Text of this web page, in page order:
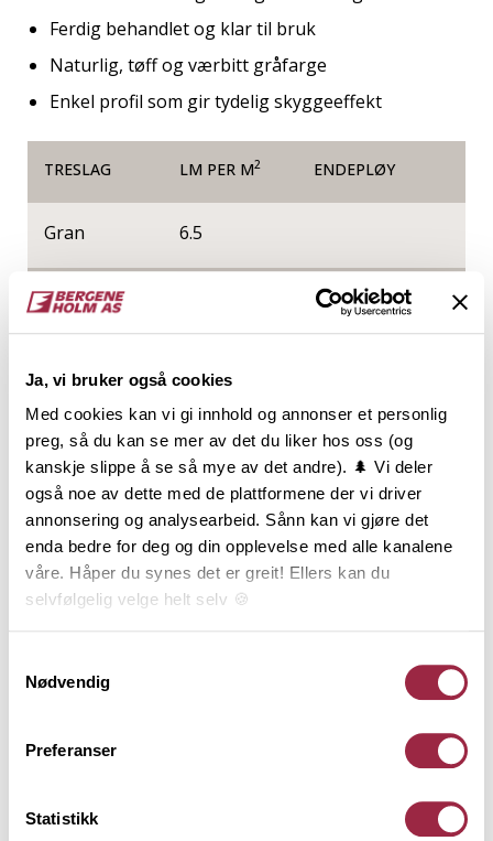
Ja, vi bruker også cookies
Med cookies kan vi gi innhold og annonser et personlig
preg, så du kan se mer av det du liker hos oss (og
kanskje slippe å se så mye av det andre). 🌲 Vi deler
også noe av dette med de plattformene der vi driver
annonsering og analysearbeid. Sånn kan vi gjøre det
enda bedre for deg og din opplevelse med alle kanalene
våre. Håper du synes det er greit! Ellers kan du
selvfølgelig velge helt selv 🍪
Nødvendig
Preferanser
Statistikk
Ferdig behandlet og klar til bruk
Naturlig, tøff og værbitt gråfarge
Enkel profil som gir tydelig skyggeeffekt
TRESLAG LM PER M2 ENDEPLØY
Gran 6.5
NOBB
Produktinformasjon
Enkelfals har utspring fra den eldste formen for
liggende kledning som var i bruk allerede i
middelalderen. Enkelfals har en markant
skyggeeffekt, er en teknisk god profil og gir god
lufting bak kledningen. Utseendemessig kan det
kledningstype og finnes i 19x148 mm og 19x173 mm.
Behandling